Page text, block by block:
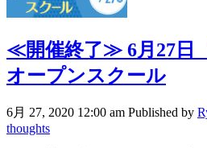
≪開催終了≫6月27日
オープンスクール
6月 27, 2020 12:00 am Published by
thoughts